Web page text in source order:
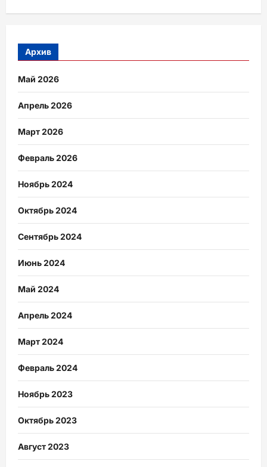
Архив
Май 2026
Апрель 2026
Март 2026
Февраль 2026
Ноябрь 2024
Октябрь 2024
Сентябрь 2024
Июнь 2024
Май 2024
Апрель 2024
Март 2024
Февраль 2024
Ноябрь 2023
Октябрь 2023
Август 2023